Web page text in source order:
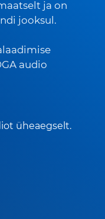
ja on
jooksul.
audio
üheaegselt.